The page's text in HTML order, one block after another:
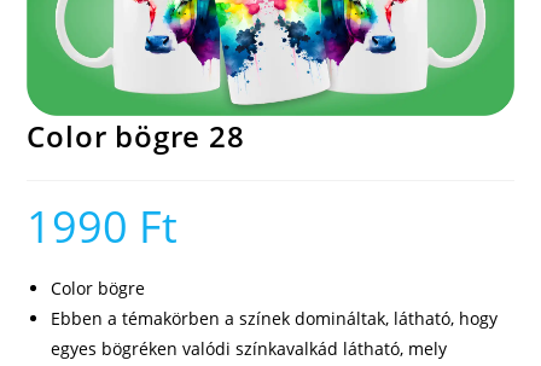
Color bögre 28
1990 Ft
Color bögre
Ebben a témakörben a színek domináltak, látható, hogy
egyes bögréken valódi színkavalkád látható, mely